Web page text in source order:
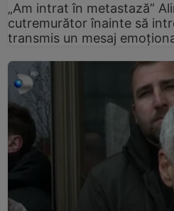
„Am intrat în metastază”
cutremurător înainte să
transmis un mesaj